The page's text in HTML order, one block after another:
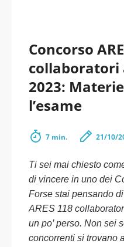
Concorso
2023:
l’esame
7 min. 21/10/
Ti sei mai chiesto
di vincere in uno dei
Forse stai pensando
ARES 118
un po’ perso. Non sei
concorrenti si trovano